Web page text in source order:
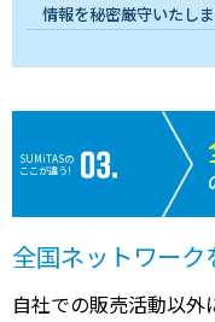
情報を秘密厳守いたしま
SUMiTASの
ここが違う!
全国ネットワーク
自社での販売活動以